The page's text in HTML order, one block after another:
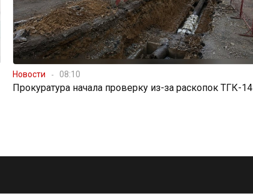
Новости 08:10
Прокуратура начала проверку из-за раскопок ТГК-14